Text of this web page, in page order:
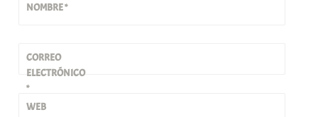
NOMBRE*
CORREO
ELECTRÓNICO
*
WEB